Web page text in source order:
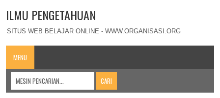
ILMU PENGETAHUAN
SITUS WEB BELAJAR ONLINE - WWW.ORGANISASI.ORG
MENU